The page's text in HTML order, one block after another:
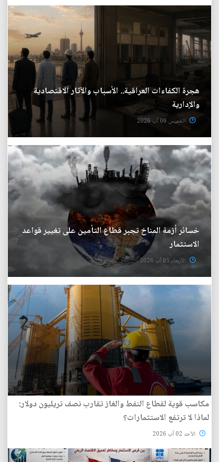
هجرة الكفاءات العراقية.. الأسباب والآثار الاقتصادية
والإدارية
الخميس 06 آب 2026
خسائر أزمة المناخ تجبر قطاع التأمين على تغيير قواعد
الاستثمار
الأربعاء 05 آب 2026
مكاسب قوية لقطاع النفط والغاز تقارب نصف تريليون دولار:
لماذا لا ترتفع الاستثمارات؟
الأحد 02 آب 2026